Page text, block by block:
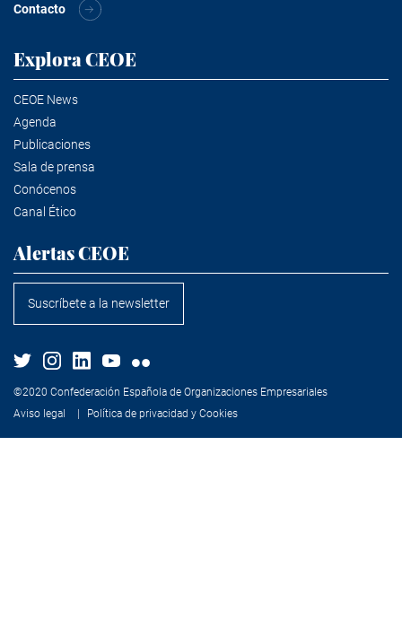
Contacto
Explora CEOE
CEOE News
Agenda
Publicaciones
Sala de prensa
Conócenos
Canal Ético
Alertas CEOE
Suscríbete a la newsletter
©2020 Confederación Española de Organizaciones Empresariales
Aviso legal
Política de privacidad y Cookies